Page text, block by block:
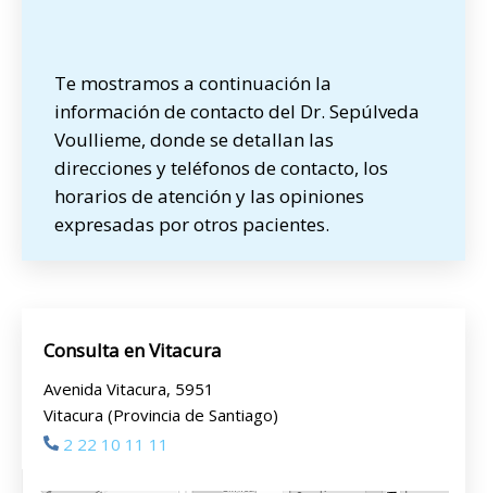
Te mostramos a continuación la
información de contacto del Dr. Sepúlveda
Voullieme, donde se detallan las
direcciones y teléfonos de contacto, los
horarios de atención y las opiniones
expresadas por otros pacientes.
Consulta en Vitacura
Avenida Vitacura, 5951
Vitacura (Provincia de Santiago)
2 22 10 11 11